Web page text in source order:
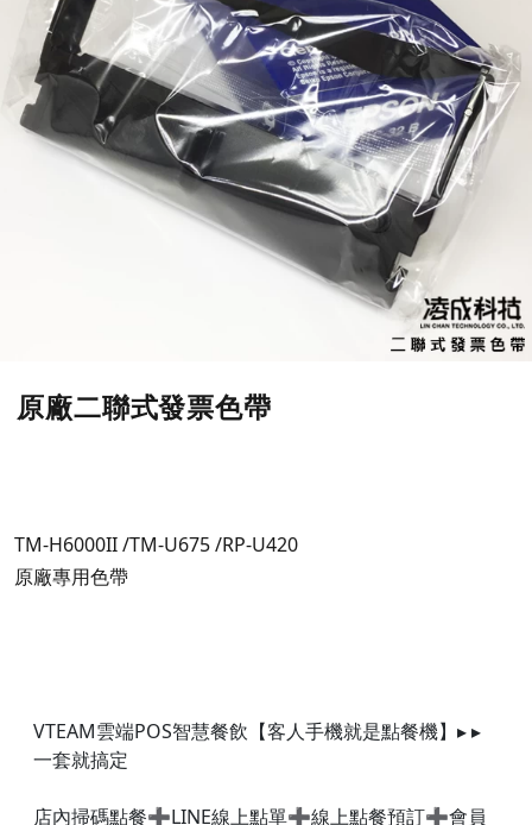
原廠二聯式發票色帶
TM-H6000II /TM-U675 /RP-U420
原廠專用色帶
VTEAM雲端POS智慧餐飲【客人手機就是點餐機】▸ ▸
一套就搞定
店內掃碼點餐➕LINE線上點單➕線上點餐預訂➕會員